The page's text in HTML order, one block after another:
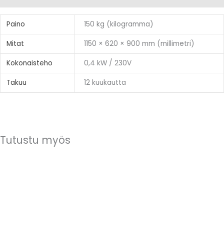
Paino 150 kg (kilogramma)
Mitat 1150 × 620 × 900 mm (millimetri)
Kokonaisteho 0,4 kW / 230V
Takuu 12 kuukautta
Tutustu myös